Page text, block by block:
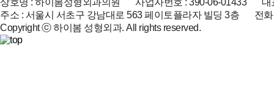
상호명 : 하이봄성형외과의원 사업자번호 : 390-06-01433 대
주소 : 서울시 서초구 강남대로 563 페이토플라자 빌딩 3층 전
Copyright ⓒ 하이봄 성형외과. All rights reserved.